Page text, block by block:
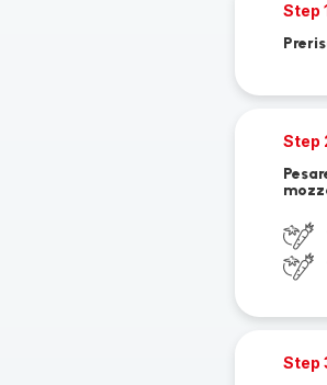
Step
Step
Step